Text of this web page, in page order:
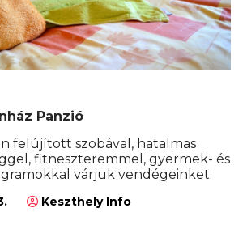
Panzió
felújított szobával, hatalmas
fitneszteremmel, gyermek- és
várjuk vendégeinket.
Keszthely Info